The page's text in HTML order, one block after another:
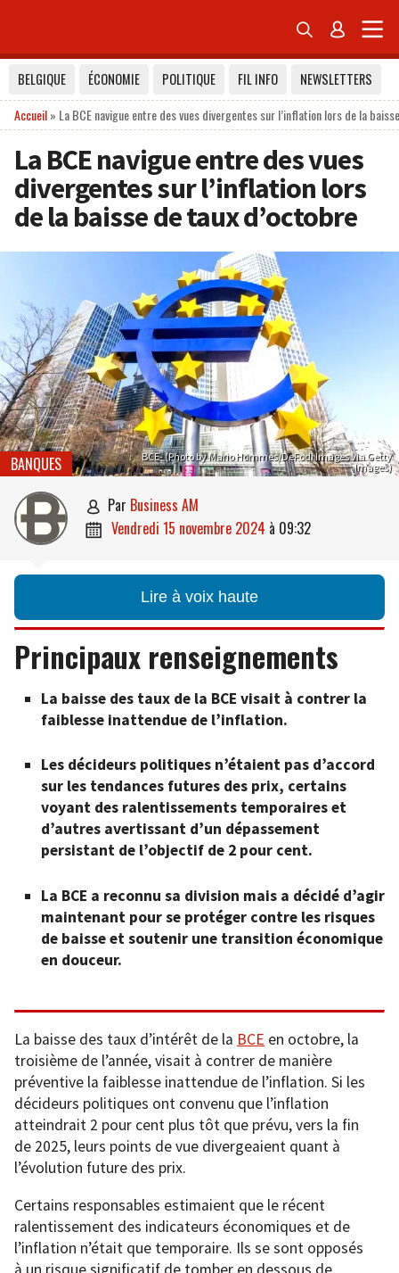
 
BELGIQUE ÉCONOMIE POLITIQUE FIL INFO
NEWSLETTERS
Accueil» La BCE navigue entre des vues divergentes sur l’inflation lors de la
La BCE navigue entre des vues
divergentes sur l’inflation lors
de la baisse de taux d’octobre
BCE- (Photo by Mario Hommes/DeFodi Images via Getty
Images)
BANQUES
 par Business AM
 vendredi 15 novembre 2024 à 09:32
Lire à voix haute
Principaux renseignements
La baisse des taux de la BCE visait à contrer la
faiblesse inattendue de l’inflation.
Les décideurs politiques n’étaient pas d’accord
sur les tendances futures des prix, certains
voyant des ralentissements temporaires et
d’autres avertissant d’un dépassement
persistant de l’objectif de 2 pour cent.
La BCE a reconnu sa division mais a décidé d’agir
maintenant pour se protéger contre les risques
de baisse et soutenir une transition économique
en douceur.
La baisse des taux d’intérêt de la BCE en octobre, la
troisième de l’année, visait à contrer de manière
préventive la faiblesse inattendue de l’inflation. Si les
décideurs politiques ont convenu que l’inflation
atteindrait 2 pour cent plus tôt que prévu, vers la fin
de 2025, leurs points de vue divergeaient quant à
l’évolution future des prix.
Certains responsables estimaient que le récent
ralentissement des indicateurs économiques et de
l’inflation n’était que temporaire. Ils se sont opposés